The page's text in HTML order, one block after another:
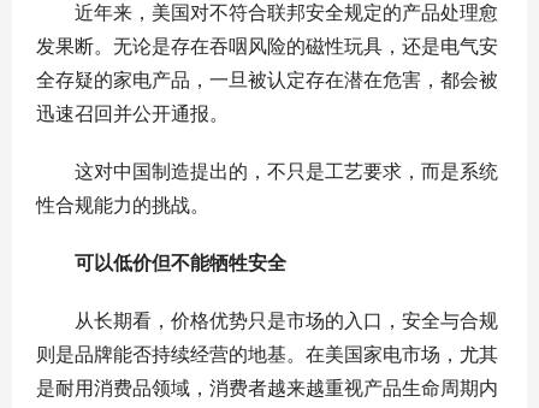
近年来，美国对不符合联邦安全规定的产品处理愈
发果断。无论是存在吞咽风险的磁性玩具，还是电气安
全存疑的家电产品，一旦被认定存在潜在危害，都会被
迅速召回并公开通报。
这对中国制造提出的，不只是工艺要求，而是系统
性合规能力的挑战。
可以低价但不能牺牲安全
从长期看，价格优势只是市场的入口，安全与合规
则是品牌能否持续经营的地基。在美国家电市场，尤其
是耐用消费品领域，消费者越来越重视产品生命周期内